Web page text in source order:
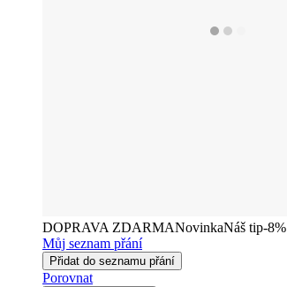
DOPRAVA ZDARMANovinkaNáš tip-8%
Můj seznam přání
Přidat do seznamu přání
Porovnat